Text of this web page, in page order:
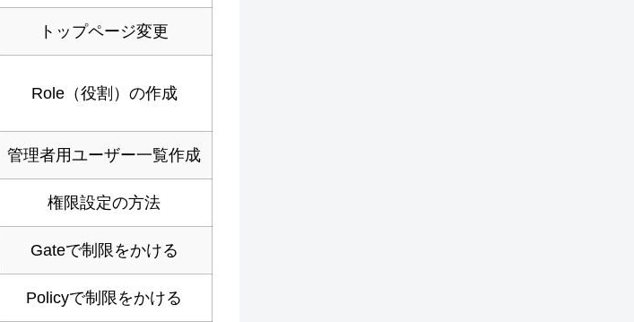
トップページ変更
Role（役割）の作成
管理者用ユーザー一覧作成
権限設定の方法
Gateで制限をかける
Policyで制限をかける